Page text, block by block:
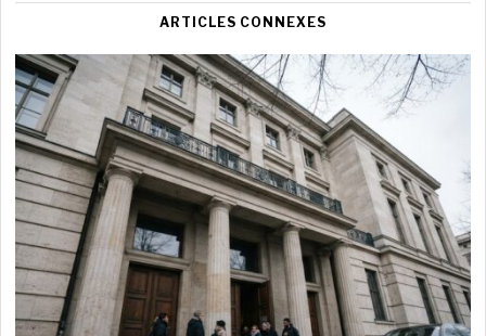
ARTICLES CONNEXES